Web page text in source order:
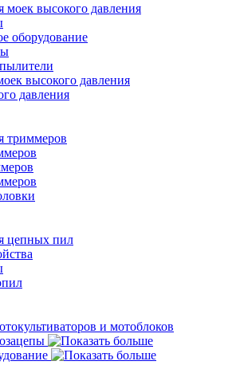
моек высокого давления
оборудование
высокого давления
давления
триммеров
цепных пил
и мотоблоков